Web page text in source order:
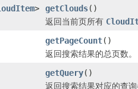
> getClouds()
返回当前页所有
getPageCount()
返回搜索结果的总页数。
getQuery()
返回搜索结果对应的查